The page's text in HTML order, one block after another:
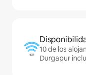
10 de los
Durgapur